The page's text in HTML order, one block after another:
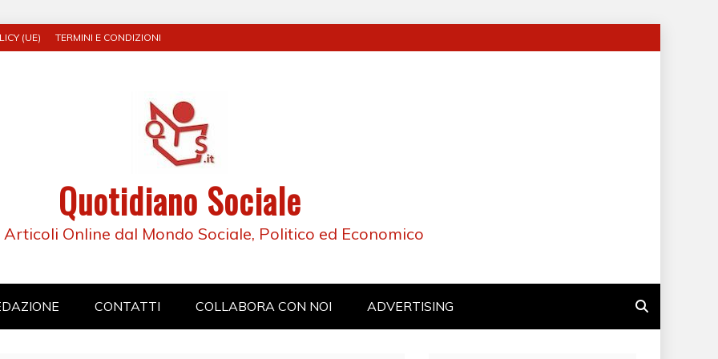
(UE) TERMINI E CONDIZIONI
Quotidiano Sociale
Articoli Online dal Mondo Sociale, Politico ed Economico
CONTATTI COLLABORA CON NOI ADVERTISING